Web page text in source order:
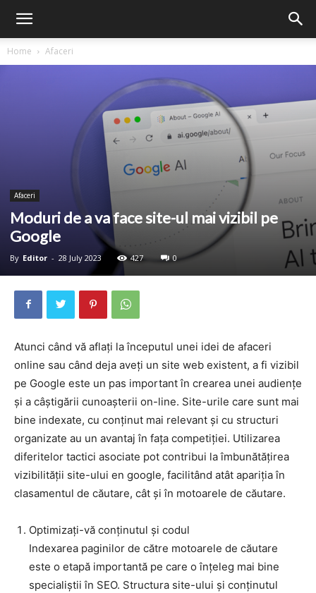
Home Afaceri
Afaceri
Moduri de a va face site-ul mai vizibil pe
Google
By Editor - 28 July 2023 427 0
Atunci când vă aflați la începutul unei idei de afaceri
online sau când deja aveți un site web existent, a fi vizibil
pe Google este un pas important în crearea unei audiențe
și a câștigării cunoașterii on-line. Site-urile care sunt mai
bine indexate, cu conținut mai relevant și cu structuri
organizate au un avantaj în fața competiției. Utilizarea
diferitelor tactici asociate pot contribui la îmbunătățirea
vizibilității site-ului en google, facilitând atât apariția în
clasamentul de căutare, cât și în motoarele de căutare.
Optimizați-vă conținutul și codul
Indexarea paginilor de către motoarele de căutare
este o etapă importantă pe care o înțeleg mai bine
specialiștii în SEO. Structura site-ului și conținutul